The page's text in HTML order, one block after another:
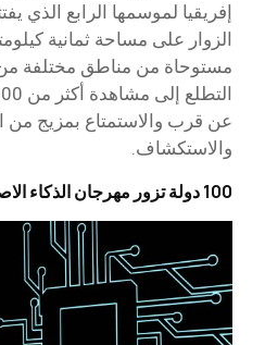
مستوحاة من مناطق مختلفة من
عن قرب والاستمتاع بمزيج من
والاستكشاف.
100 دولة تزور مهرجان الذكاء الاصطناعي والويب 3 في دبي